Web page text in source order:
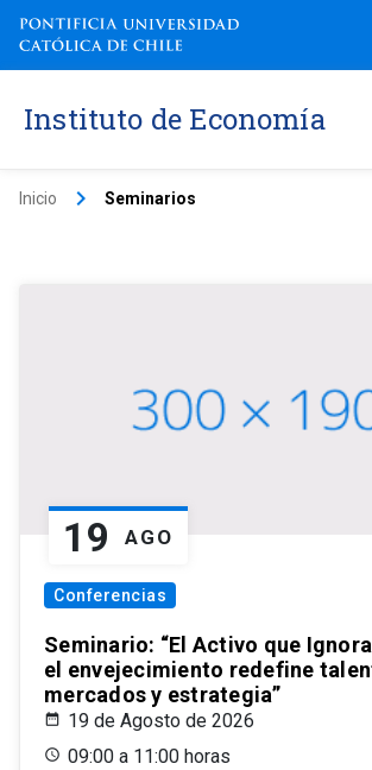
Instituto de Economía
Inicio keyboard_arrow_right Seminarios
19 AGO
Conferencias
Seminario: “El Activo que
el envejecimiento redefine
mercados y estrategia”
19 de Agosto de 2026
09:00 a 11:00 horas